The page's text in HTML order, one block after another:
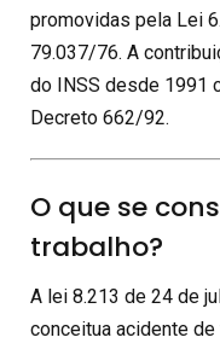
promovidas pela Lei
79.037/76. A
do INSS desde 1991
Decreto 662/92.
O que se
trabalho?
A lei 8.213 de 24 de
conceitua acidente